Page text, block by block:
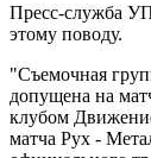
Пресс-служба
этому поводу.
"Съемочная
допущена на
клубом
матча Рух -